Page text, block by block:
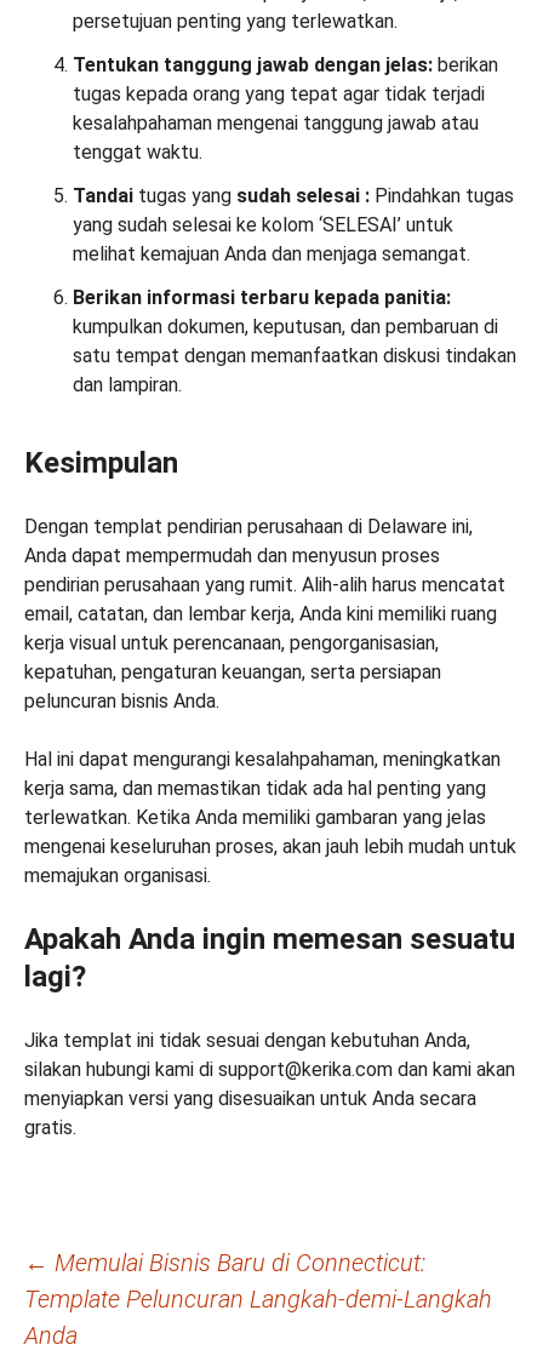
persetujuan penting yang terlewatkan.
Tentukan tanggung jawab dengan jelas: berikan
tugas kepada orang yang tepat agar tidak terjadi
kesalahpahaman mengenai tanggung jawab atau
tenggat waktu.
Tandai tugas yang sudah selesai : Pindahkan tugas
yang sudah selesai ke kolom ‘SELESAI’ untuk
melihat kemajuan Anda dan menjaga semangat.
Berikan informasi terbaru kepada panitia:
kumpulkan dokumen, keputusan, dan pembaruan di
satu tempat dengan memanfaatkan diskusi tindakan
dan lampiran.
Kesimpulan
Dengan templat pendirian perusahaan di Delaware ini,
Anda dapat mempermudah dan menyusun proses
pendirian perusahaan yang rumit. Alih-alih harus mencatat
email, catatan, dan lembar kerja, Anda kini memiliki ruang
kerja visual untuk perencanaan, pengorganisasian,
kepatuhan, pengaturan keuangan, serta persiapan
peluncuran bisnis Anda.
Hal ini dapat mengurangi kesalahpahaman, meningkatkan
kerja sama, dan memastikan tidak ada hal penting yang
terlewatkan. Ketika Anda memiliki gambaran yang jelas
mengenai keseluruhan proses, akan jauh lebih mudah untuk
memajukan organisasi.
Apakah Anda ingin memesan sesuatu
lagi?
Jika templat ini tidak sesuai dengan kebutuhan Anda,
silakan hubungi kami di support@kerika.com dan kami akan
menyiapkan versi yang disesuaikan untuk Anda secara
gratis.
Navigasi
Tulisan
← Memulai Bisnis Baru di Connecticut:
Template Peluncuran Langkah-demi-Langkah
Anda